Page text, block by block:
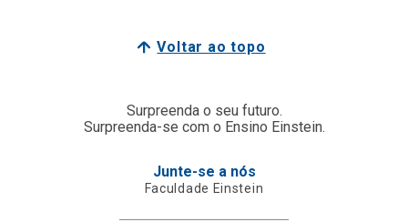
Voltar ao topo
Surpreenda o seu futuro.
Surpreenda-se com o Ensino Einstein.
Junte-se a nós
Faculdade Einstein